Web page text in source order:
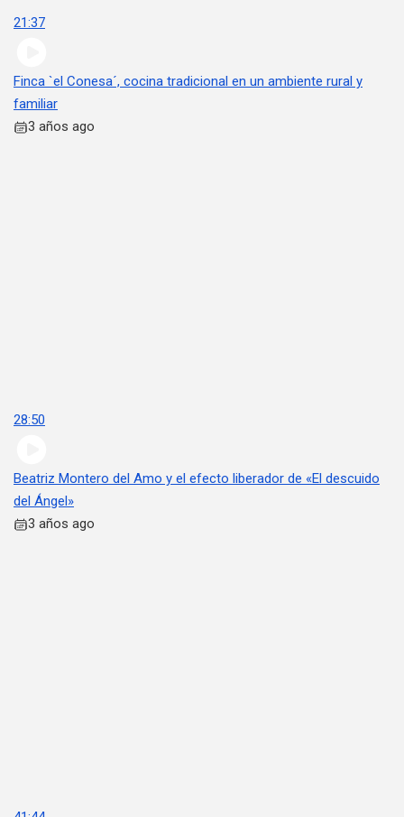
21:37
Finca `el Conesa´, cocina tradicional en un ambiente rural y
familiar
3 años ago
28:50
Beatriz Montero del Amo y el efecto liberador de «El descuido
del Ángel»
3 años ago